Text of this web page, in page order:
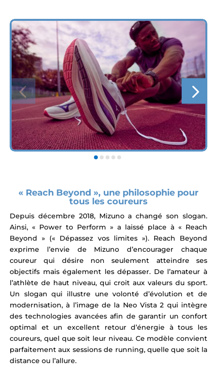
« Reach Beyond », une philosophie pour
tous les coureurs
Depuis décembre 2018, Mizuno a changé son slogan.
Ainsi, « Power to Perform » a laissé place à « Reach
Beyond » (« Dépassez vos limites »). Reach Beyond
exprime l’envie de Mizuno d’encourager chaque
coureur qui désire non seulement atteindre ses
objectifs mais également les dépasser. De l’amateur à
l’athlète de haut niveau, qui croit aux valeurs du sport.
Un slogan qui illustre une volonté d’évolution et de
modernisation, à l’image de la Neo Vista 2 qui intègre
des technologies avancées afin de garantir un confort
optimal et un excellent retour d’énergie à tous les
coureurs, quel que soit leur niveau. Ce modèle convient
parfaitement aux sessions de running, quelle que soit la
distance ou l’allure.